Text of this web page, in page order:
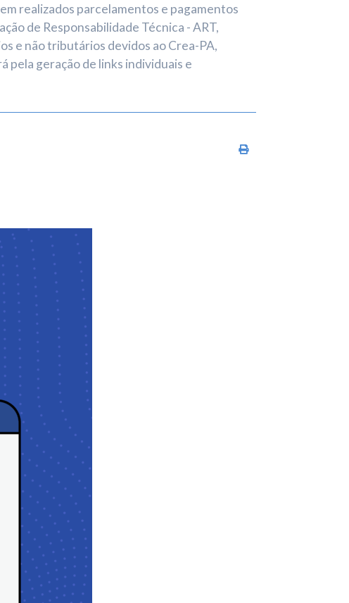
realizados parcelamentos e pagamentos
de Responsabilidade Técnica - ART,
e não tributários devidos ao Crea-PA,
pela geração de links individuais e
Imprimir conteúdo